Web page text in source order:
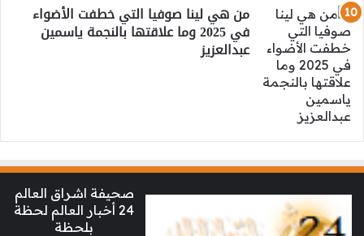
من هي لينا صوفيا التي خطفت الأضواء
في 2025 وما علاقتها بالنجمة ياسمين
عبدالعزيز
صحيفة اشراق العالم
24 أخبار العالم لحظة
بلحظة